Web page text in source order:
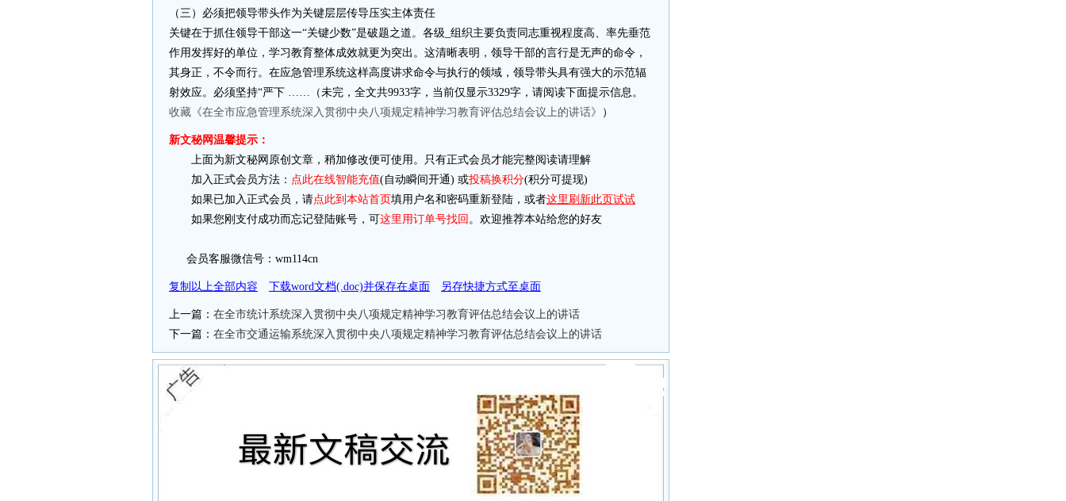
（三）必须把领导带头作为关键层层传导压实主体责任
关键在于抓住领导干部这一“关键少数”是破题之道。各级_组织主要负责同志重视程度高、率先垂范
作用发挥好的单位，学习教育整体成效就更为突出。这清晰表明，领导干部的言行是无声的命令，
其身正，不令而行。在应急管理系统这样高度讲求命令与执行的领域，领导带头具有强大的示范辐
射效应。必须坚持“严下 ……（未完，全文共9933字，当前仅显示3329字，请阅读下面提示信息。
收藏《在全市应急管理系统深入贯彻中央八项规定精神学习教育评估总结会议上的讲话》
）
新文秘网温馨提示：
上面为新文秘网原创文章，稍加修改便可使用。只有正式会员才能完整阅读请理解
加入正式会员方法： 点此在线智能充值(自动瞬间开通) 或投稿换积分(积分可提现)
如果已加入正式会员，请点此到本站首页填用户名和密码重新登陆，或者这里刷新此页试试
如果您刚支付成功而忘记登陆账号，可这里用订单号找回 。欢迎推荐本站给您的好友
会员客服微信号：wm114cn
复制以上全部内容 下载word文档(.doc)并保存在桌面 另存快捷方式至桌面
上一篇： 在全市统计系统深入贯彻中央八项规定精神学习教育评估总结会议上的讲话
下一篇： 在全市交通运输系统深入贯彻中央八项规定精神学习教育评估总结会议上的讲话